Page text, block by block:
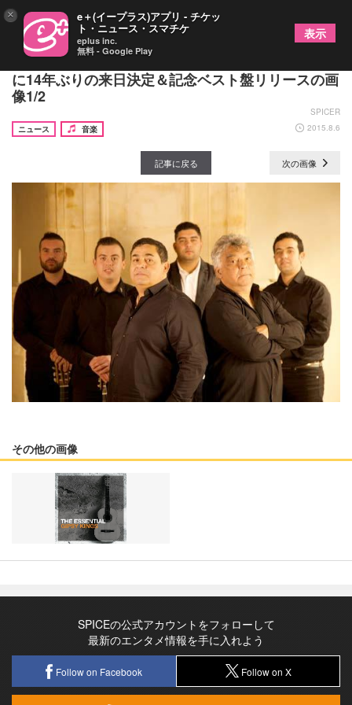
ジプシーサウンドの巨匠・ジプシー・キングス、実
に14年ぶりの来日決定＆記念ベスト盤リリースの画
像1/2
SPICER
ニュース
音楽 2015.8.6
記事に戻る 次の画像
その他の画像
SPICEの公式アカウントをフォローして
最新のエンタメ情報を手に入れよう
Follow on Facebook Follow on X
× e＋(イープラス)アプリ - チケッ
ト・ニュース・スマチケ
eplus inc.
無料 - Google Play
表示